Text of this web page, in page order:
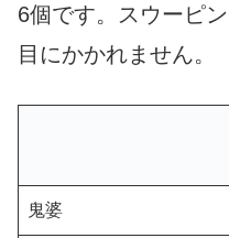
6個です。スウーピ
目にかかれません。
鬼婆